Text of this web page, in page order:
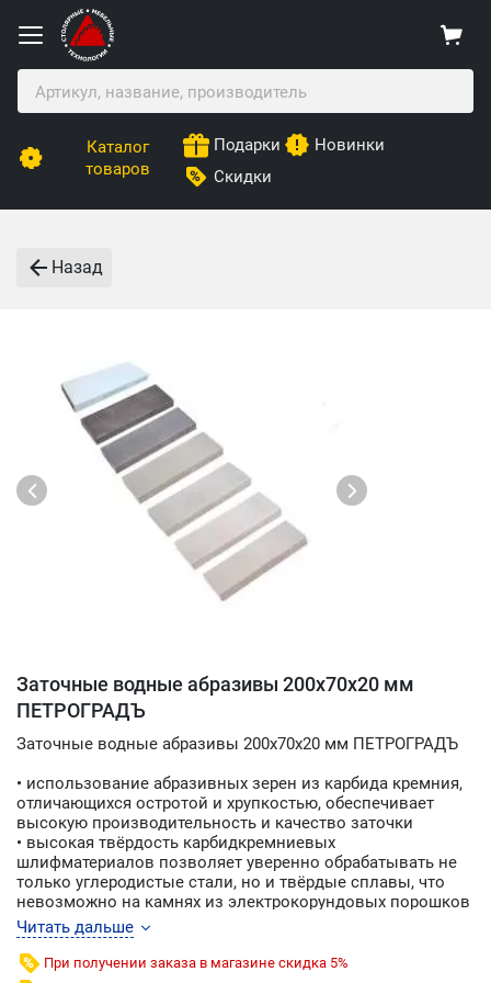
Каталог
товаров
Подарки
Новинки
Скидки
Назад
Заточные водные абразивы 200х70х20 мм
ПЕТРОГРАДЪ
Заточные водные абразивы 200х70х20 мм ПЕТРОГРАДЪ
• использование абразивных зерен из карбида кремния,
отличающихся остротой и хрупкостью, обеспечивает
высокую производительность и качество заточки
• высокая твёрдость карбидкремниевых
шлифматериалов позволяет уверенно обрабатывать не
только углеродистые стали, но и твёрдые сплавы, что
невозможно на камнях из электрокорундовых порошков
• кроме производительности стоит отметить
необыкновенные тактильные ощущения при заточке
инструмента
Читать дальше
При получении заказа в магазине скидка 5%